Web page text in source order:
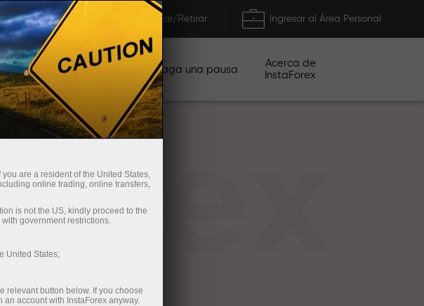
comercial Depositar/Retirar Ingresar al Área Personal
Socios Campañas Haga una pausa
Acerca de
InstaForex
are a resident of the United States,
online trading, online transfers,
is not the US, kindly proceed to the
government restrictions.
United States;
relevant button below. If you choose
account with InstaForex anyway.